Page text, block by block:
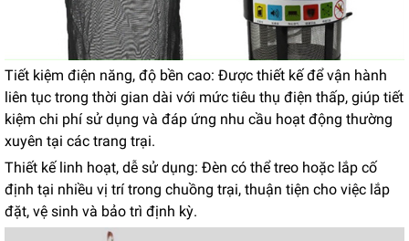
Tiết kiệm điện năng, độ bền cao: Được thiết kế để vận hành
liên tục trong thời gian dài với mức tiêu thụ điện thấp, giúp tiết
kiệm chi phí sử dụng và đáp ứng nhu cầu hoạt động thường
xuyên tại các trang trại.
Thiết kế linh hoạt, dễ sử dụng: Đèn có thể treo hoặc lắp cố
định tại nhiều vị trí trong chuồng trại, thuận tiện cho việc lắp
đặt, vệ sinh và bảo trì định kỳ.